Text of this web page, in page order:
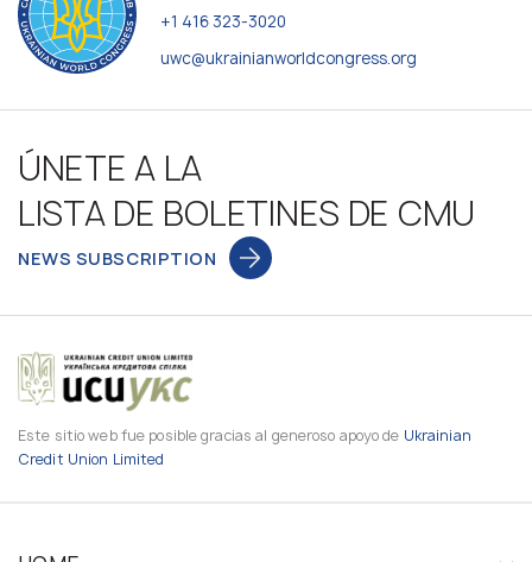
+1 416 323-3020
uwc@ukrainianworldcongress.org
ÚNETE A LA
LISTA DE BOLETINES DE CMU
NEWS SUBSCRIPTION
Este sitio web fue posible gracias al generoso apoyo de Ukrainian
Credit Union Limited